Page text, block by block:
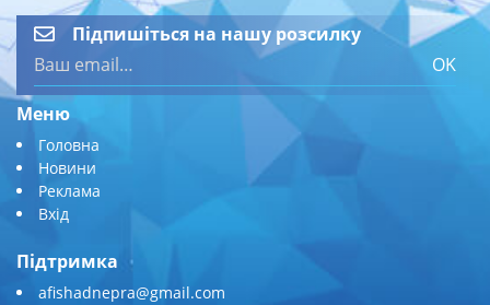
Підпишіться на нашу розсилку
OK
Меню
Головна
Новини
Реклама
Вхід
Підтримка
afishadnepra@gmail.com